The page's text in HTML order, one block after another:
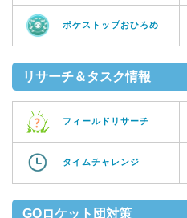
ポケストップおひろめ
リサーチ＆タスク情報
フィールドリサーチ
タイムチャレンジ
GOロケット団対策